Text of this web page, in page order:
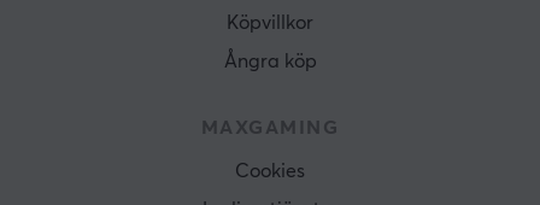
Köpvillkor
Ångra köp
MAXGAMING
Cookies